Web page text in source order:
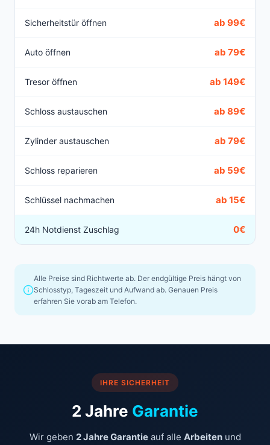
Sicherheitstür öffnen ab 99€
Auto öffnen ab 79€
Tresor öffnen ab 149€
Schloss austauschen ab 89€
Zylinder austauschen ab 79€
Schloss reparieren ab 59€
Schlüssel nachmachen ab 15€
24h Notdienst Zuschlag 0€
Alle Preise sind Richtwerte ab. Der endgültige Preis hängt von
Schlosstyp, Tageszeit und Aufwand ab. Genauen Preis
erfahren Sie vorab am Telefon.
IHRE SICHERHEIT
2 Jahre Garantie
Wir geben 2 Jahre Garantieauf alle Arbeitenund